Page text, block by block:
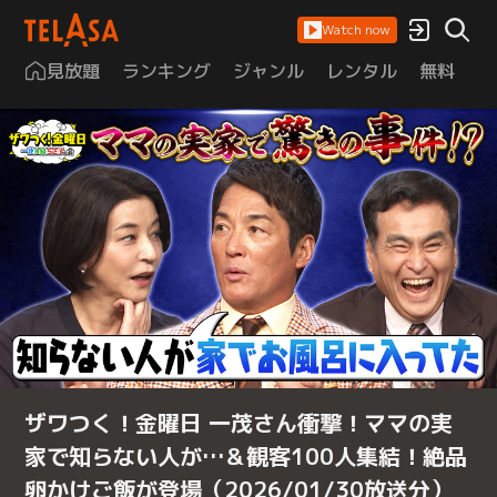
Watch now
見放題 ランキング ジャンル レンタル 無料
ザワつく！金曜日 一茂さん衝撃！ママの実
家で知らない人が…＆観客100人集結！絶品
卵かけご飯が登場（2026/01/30放送分）